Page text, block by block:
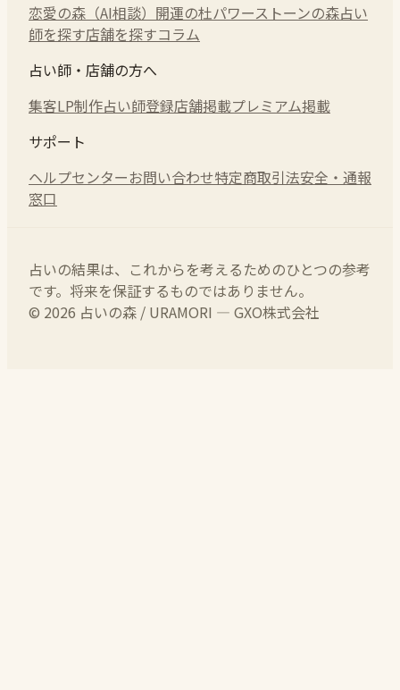
恋愛の森（AI相談） 開運の杜パワーストーンの森占い
師を探す店舗を探すコラム
占い師・店舗の方へ
集客LP制作占い師登録店舗掲載プレミアム掲載
サポート
ヘルプセンターお問い合わせ特定商取引法安全・通報
窓口
占いの結果は、これからを考えるためのひとつの参考
です。将来を保証するものではありません。
© 2026 占いの森 / URAMORI — GXO株式会社